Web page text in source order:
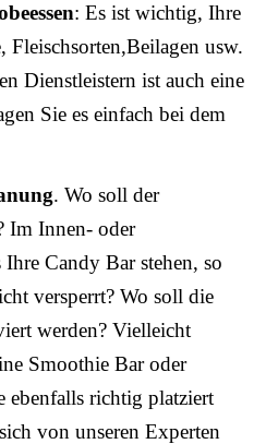
: Es ist wichtig, Ihre
Fleischsorten,Beilagen usw.
Dienstleistern ist auch eine
Sie es einfach bei dem
. Wo soll der
Im Innen- oder
Candy Bar stehen, so
versperrt? Wo soll die
werden? Vielleicht
Smoothie Bar oder
ebenfalls richtig platziert
von unseren Experten